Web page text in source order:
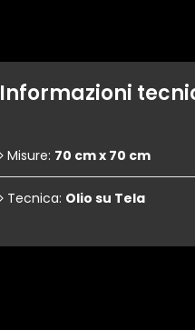
Informazioni
Misure: 70 cm x 70 cm
Tecnica: Olio su Tela